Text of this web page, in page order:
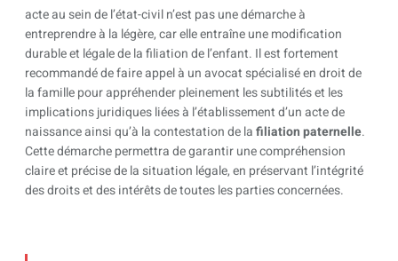
acte au sein de l’état-civil n’est pas une démarche à
entreprendre à la légère, car elle entraîne une modification
durable et légale de la filiation de l’enfant. Il est fortement
recommandé de faire appel à un avocat spécialisé en droit de
la famille pour appréhender pleinement les subtilités et les
implications juridiques liées à l’établissement d’un acte de
naissance ainsi qu’à la contestation de lafiliation paternelle.
Cette démarche permettra de garantir une compréhension
claire et précise de la situation légale, en préservant l’intégrité
des droits et des intérêts de toutes les parties concernées.